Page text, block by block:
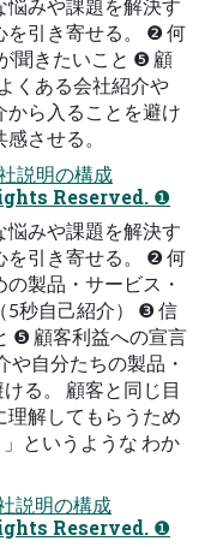
悩みや課題を解決す
を引き寄せる。 ❷ 何
聞きたいこと ❺ 顧
くある会社紹介や
から⼊ることを避け
させる。
説明の構成
Reserved. ❶
悩みや課題を解決す
を引き寄せる。 ❷ 何
製品・サービス・
5秒⾃⼰紹介） ❸ 信
❺ 顧客利益への宣⾔
や⾃分たちの製品・
る。 顧客と同じ⽬
理解してもらうため
というような わか
説明の構成
Reserved. ❶